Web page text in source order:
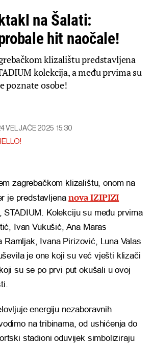
na Šalati:
hit naočale!
klizalištu predstavljena
kolekcija, a među prvima su
poznate osobe!
VELJAČE 2025 15:30
zagrebačkom klizalištu, onom na
je predstavljenanova IZIPIZI
STADIUM. Kolekciju su među prvima
Ivan Vukušić, Ana Maras
Ramljak, Ivana Pirizović, Luna Valas
je one koji su već vješti klizači
su se po prvi put okušali u ovoj
energiju nezaboravnih
na tribinama, od ushićenja do
stadioni oduvijek simboliziraju